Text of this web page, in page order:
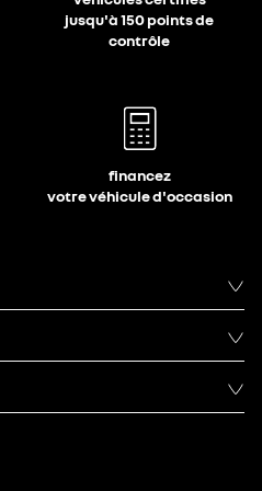
jusqu'à 150 points de
contrôle
financez
votre véhicule d'occasion